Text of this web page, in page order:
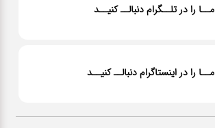
مــا را در تلــگرام دنبالــ کنیــد
مــا را در اینستاگرام دنبالــ کنیــد